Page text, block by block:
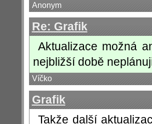
Anonym
Re: Grafik
Aktualizace možná
nejbližší době
Víčko
Grafik
Takže další